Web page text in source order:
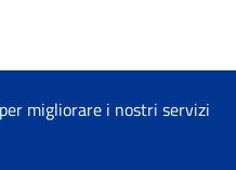
migliorare i nostri servizi